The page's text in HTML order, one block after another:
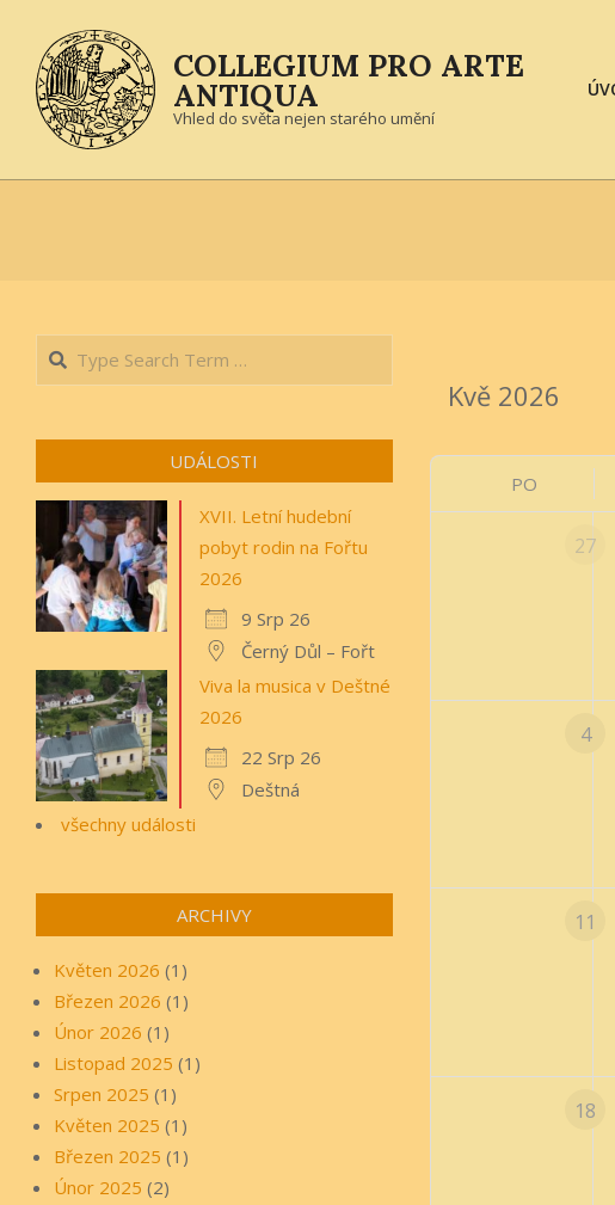
content
COLLEGIUM PRO ARTE
ANTIQUA
Vhled do světa nejen starého umění
PO
27
4
11
18
Search
UDÁLOSTI
XVII. Letní hudební
pobyt rodin na Fořtu
2026
9 Srp 26
Černý Důl – Fořt
Viva la musica v Deštné
2026
22 Srp 26
Deštná
všechny události
ARCHIVY
Květen 2026 (1)
Březen 2026 (1)
Únor 2026 (1)
Listopad 2025 (1)
Srpen 2025 (1)
Květen 2025 (1)
Březen 2025 (1)
Únor 2025 (2)